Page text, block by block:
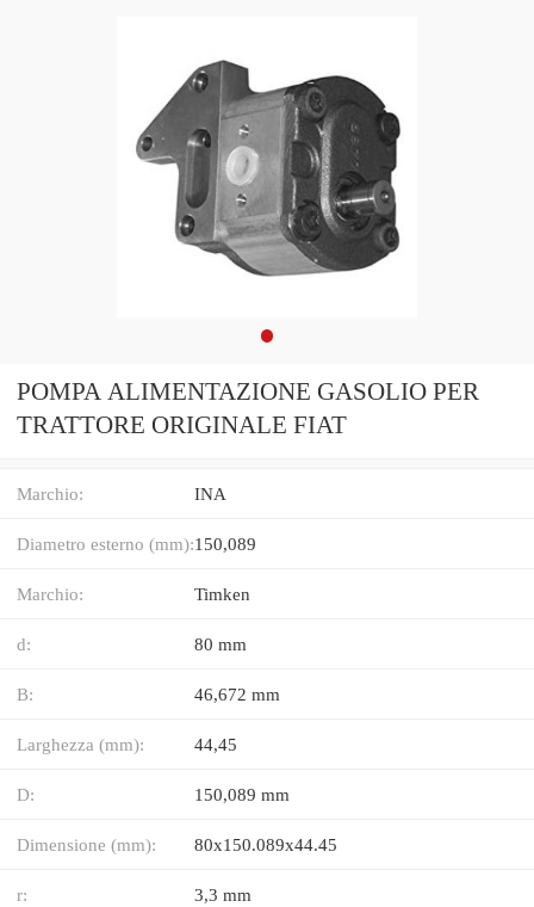
POMPA ALIMENTAZIONE GASOLIO PER
TRATTORE ORIGINALE FIAT
Marchio: INA
Diametro esterno (mm):150,089
Marchio: Timken
d: 80 mm
B: 46,672 mm
Larghezza (mm): 44,45
D: 150,089 mm
Dimensione (mm): 80x150.089x44.45
r: 3,3 mm